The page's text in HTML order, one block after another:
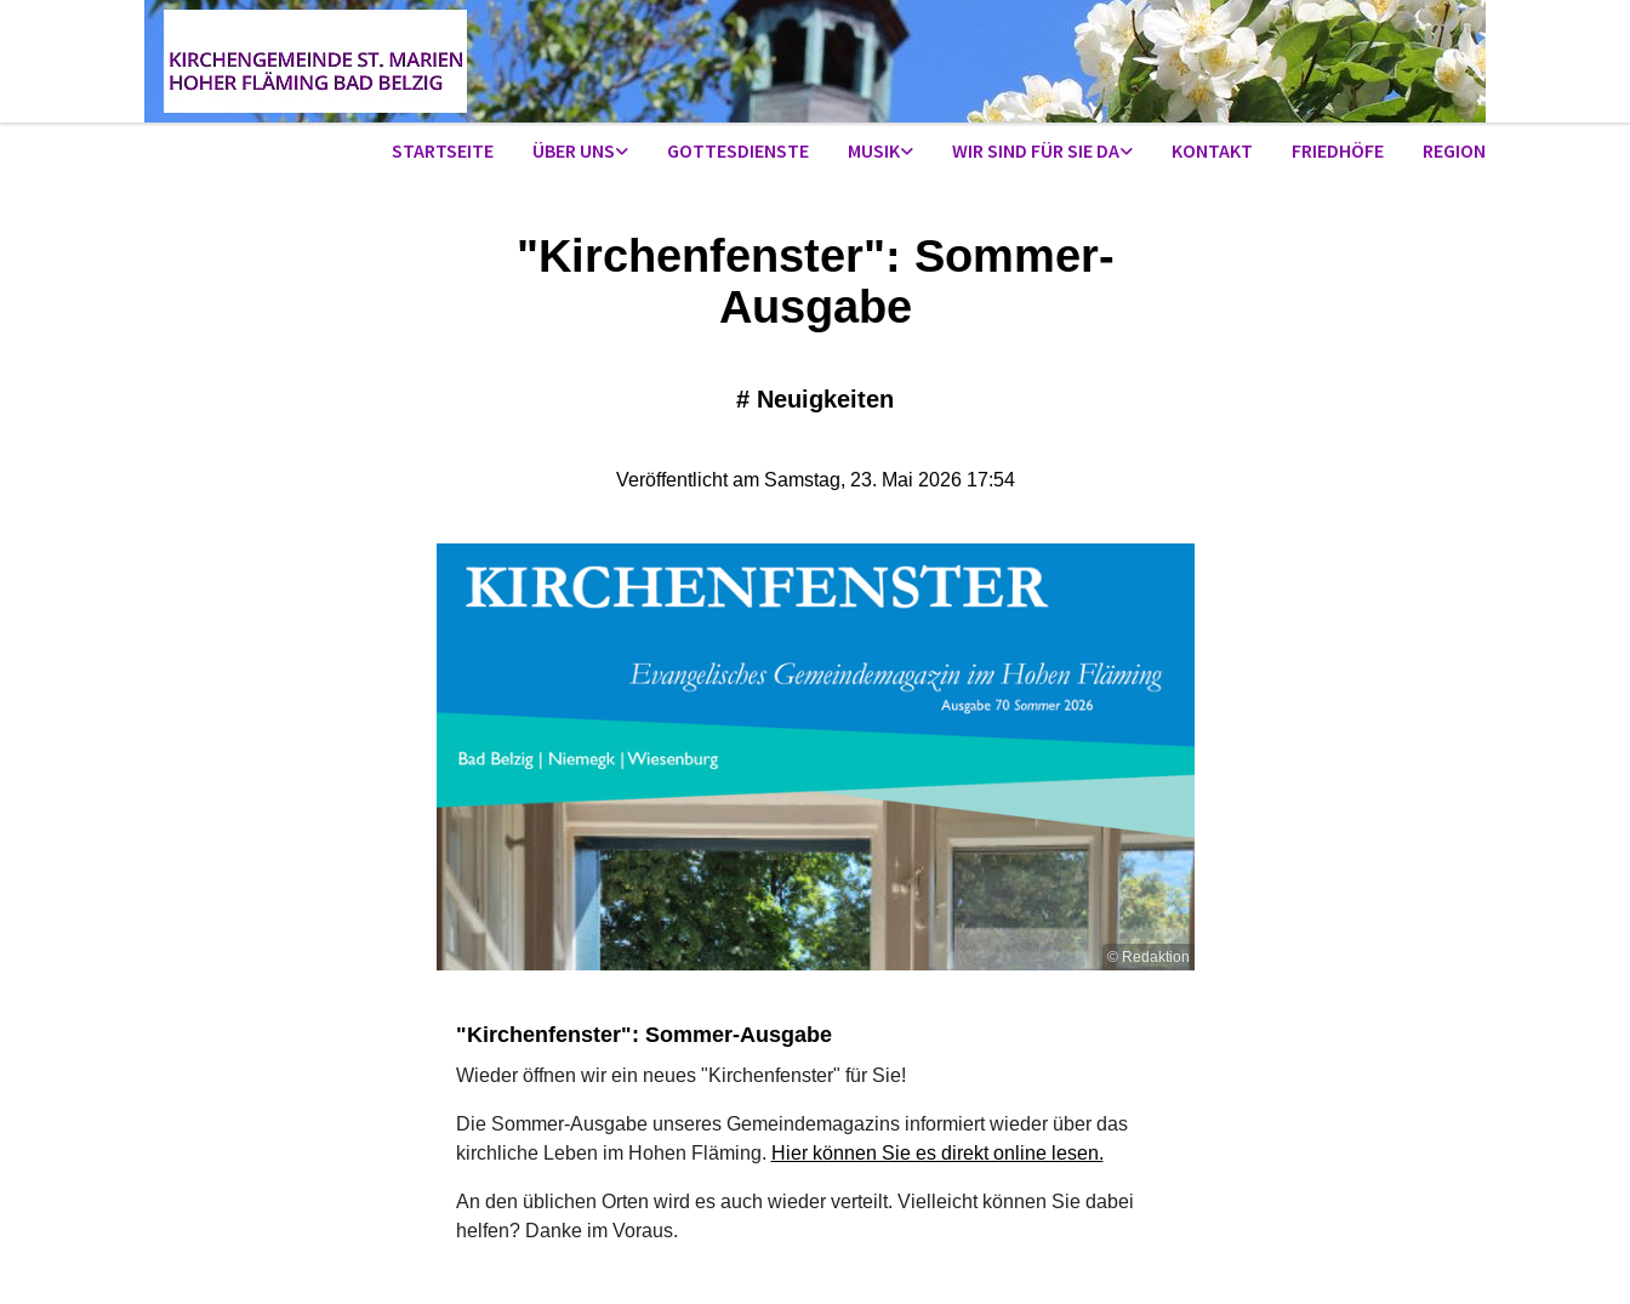
STARTSEITE ÜBER UNS GOTTESDIENSTE MUSIK WIR SIND FÜR SIE DA KONTAKT FRIEDHÖFE REGION
"Kirchenfenster": Sommer-
Ausgabe
# Neuigkeiten
Veröffentlicht am Samstag, 23. Mai 2026 17:54
© Redaktion
"Kirchenfenster": Sommer-Ausgabe
Wieder öffnen wir ein neues "Kirchenfenster" für Sie!
Die Sommer-Ausgabe unseres Gemeindemagazins informiert wieder über das
kirchliche Leben im Hohen Fläming. Hier können Sie es direkt online lesen.
An den üblichen Orten wird es auch wieder verteilt. Vielleicht können Sie dabei
helfen? Danke im Voraus.